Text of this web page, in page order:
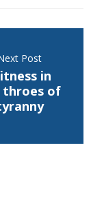
Post
in
throes of